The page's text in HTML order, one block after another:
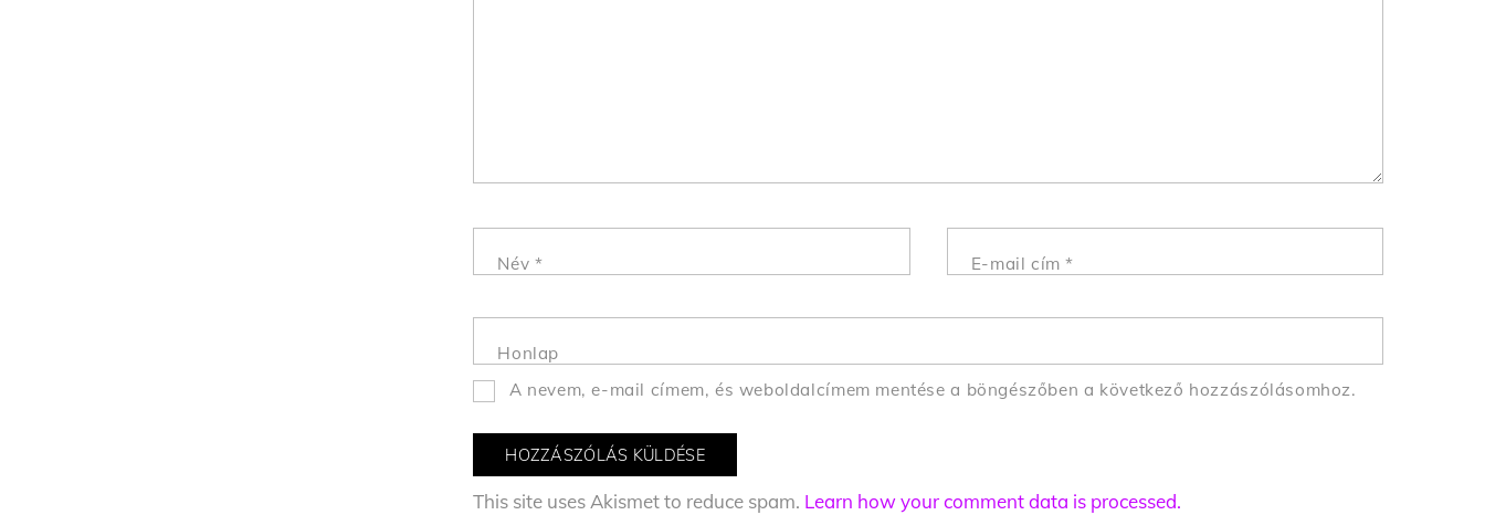
Név * E-mail cím*
Honlap
A nevem, e-mail címem, és weboldalcímem mentése a böngészőben a következő hozzászólásomhoz.
This site uses Akismet to reduce spam. Learn how your comment data is processed.